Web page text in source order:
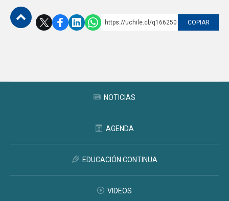
https://uchile.cl/q166250 COPIAR
NOTICIAS
AGENDA
EDUCACIÓN CONTINUA
VIDEOS